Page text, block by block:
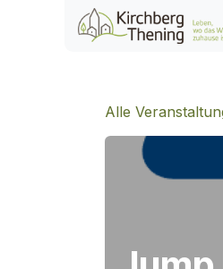
Zum Inhalt springen
Alle